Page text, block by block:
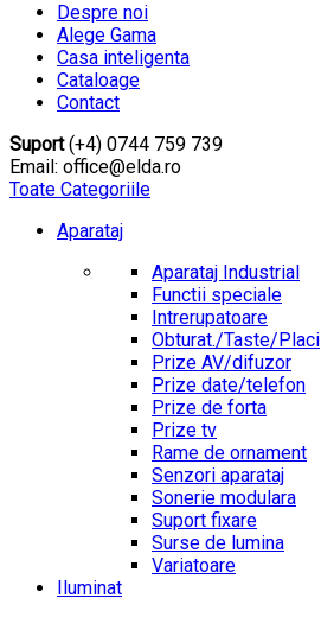
Despre noi
Alege Gama
Casa inteligenta
Cataloage
Contact
Suport(+4) 0744 759 739
Email: office@elda.ro
Toate Categoriile
Aparataj
Aparataj Industrial
Functii speciale
Intrerupatoare
Obturat./Taste/Placi
Prize AV/difuzor
Prize date/telefon
Prize de forta
Prize tv
Rame de ornament
Senzori aparataj
Sonerie modulara
Suport fixare
Surse de lumina
Variatoare
Iluminat